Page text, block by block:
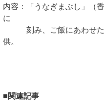
内容：「うなぎまぶし」（
に
刻み、ご飯にあわせた
供。
■関連記事